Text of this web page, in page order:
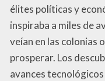
élites políticas y
inspiraba a miles de
veían en las colonias
prosperar. Los
avances